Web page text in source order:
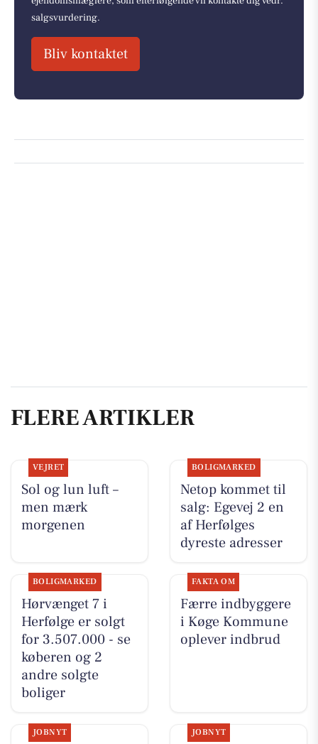
salgsvurdering.
Bliv kontaktet
FLERE ARTIKLER
VEJRET
Sol og lun luft –
men mærk
morgenen
BOLIGMARKED
Netop kommet til
salg: Egevej 2 en
af Herfølges
dyreste adresser
BOLIGMARKED
Hørvænget 7 i
Herfølge er solgt
for 3.507.000 - se
køberen og 2
andre solgte
boliger
FAKTA OM
Færre indbyggere
i Køge Kommune
oplever indbrud
JOBNYT JOBNYT